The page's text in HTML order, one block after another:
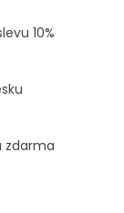
10%
zdarma